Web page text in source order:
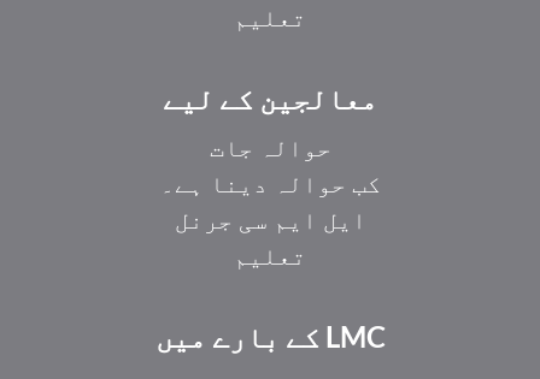
تعلیم
معالجین کے لیے
حوالہ جات
کب حوالہ دینا ہے۔
ایل ایم سی جرنل
تعلیم
LMC کے بارے میں